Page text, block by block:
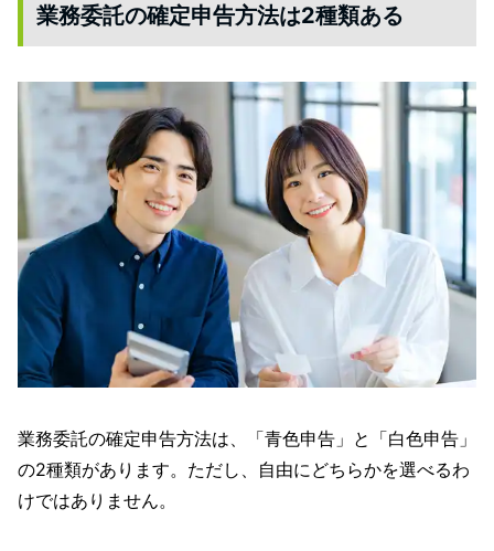
業務委託の確定申告方法は2種類ある
業務委託の確定申告方法は、「青色申告」と「白色申告」
の2種類があります。ただし、自由にどちらかを選べるわ
けではありません。